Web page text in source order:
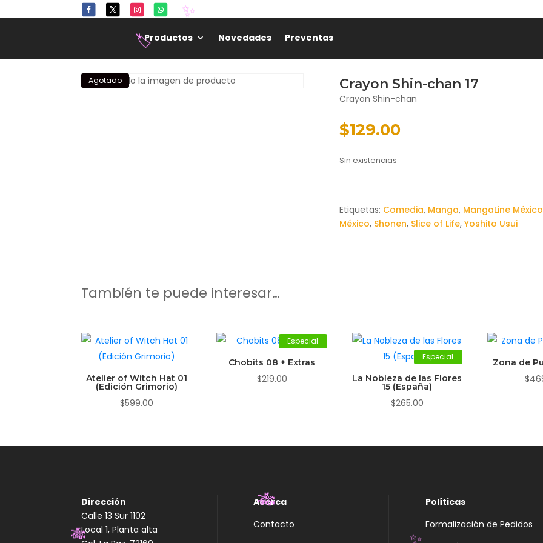
Productos Novedades Preventas
Agotado Crayon Shin-chan 17
Crayon Shin-chan
$129.00
Sin existencias
Etiquetas: Comedia, Manga, MangaLine México
México, Shonen, Slice of Life, Yoshito Usui
También te puede interesar…
Atelier of Witch Hat 01
(Edición Grimorio)
$599.00
Especial
Chobits 08 + Extras
$219.00
Especial
La Nobleza de las Flores
15 (España)
$265.00
Zona de
$
Dirección
Calle 13 Sur 1102
Local 1, Planta alta
Acerca
Contacto
Políticas
Formalización de Pedidos
✨
🎋
🏷️